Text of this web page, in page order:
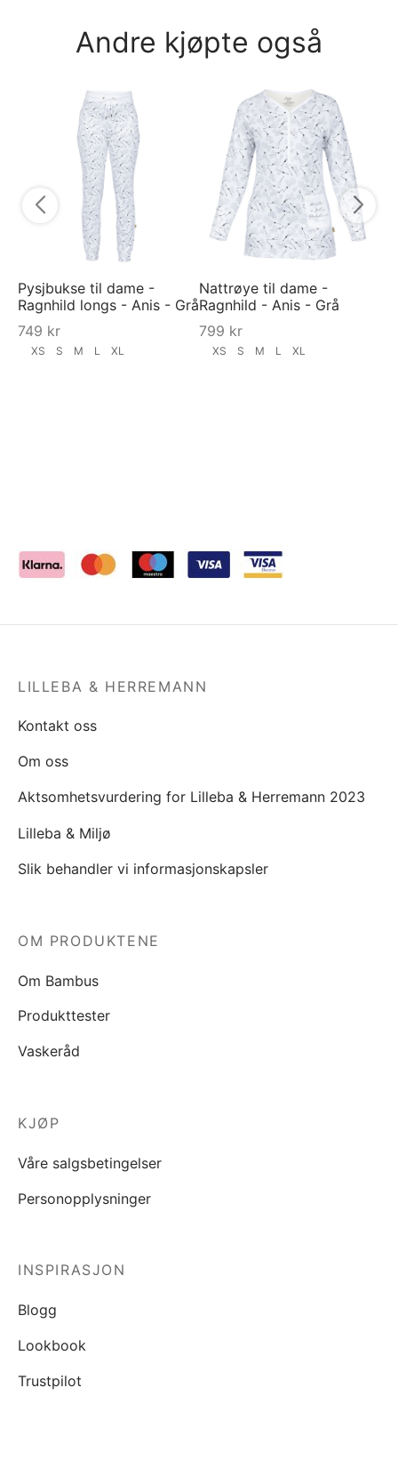
Andre kjøpte også
Pysjbukse til dame -
Ragnhild longs - Anis - Grå
749 kr
XS S M L XL
Nattrøye til dame -
Ragnhild - Anis - Grå
799 kr
XS S M L XL
LILLEBA & HERREMANN
Kontakt oss
Om oss
Aktsomhetsvurdering for Lilleba & Herremann 2023
Lilleba & Miljø
Slik behandler vi informasjonskapsler
OM PRODUKTENE
Om Bambus
Produkttester
Vaskeråd
KJØP
Våre salgsbetingelser
Personopplysninger
INSPIRASJON
Blogg
Lookbook
Trustpilot